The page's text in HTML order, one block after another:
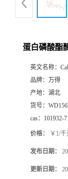
蛋白磷酸酯
英文名称：
品牌： 万得
产地： 湖北
货号：
cas： 101932-
价格： ￥1/千
发布日期：
更新日期：